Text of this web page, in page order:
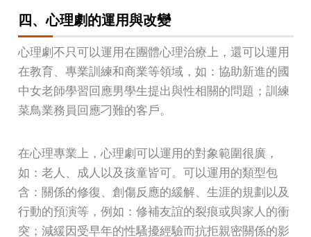
四、心理劇的運用與改變
心理劇不只可以運用在團體心理治療上，還可以運用
在教育、專業訓練和商業等領域，如：協助新進的國
中女老師學習回應男學生提出與性相關的問題；訓練
菜鳥業務員回應刁難的客戶。
在心理專業上，心理劇可以運用的對象範圍很廣，
如：老人、成人以及孩童皆可。可以運用的類型包
含：關係的修復、創傷反應的緩解、生涯的規劃以及
行動的預演等，例如：修補友誼的裂痕或與家人的衝
突；減緩因受早年的性騷擾經驗而抗拒親密關係的影